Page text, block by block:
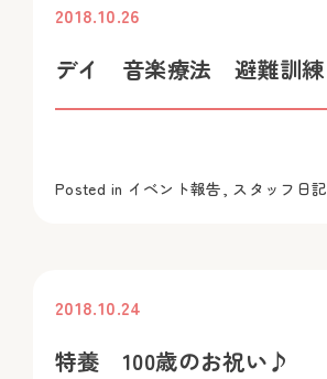
2018.10.26
デイ 音楽療法 避難訓練
Posted in イベント報告 スタッフ日記
2018.10.24
特養 100歳のお祝い♪